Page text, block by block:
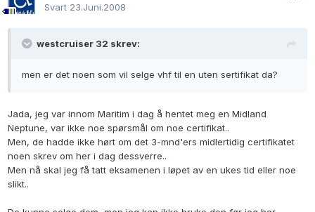
Svart 23.Juni.2008
westcruiser 32 skrev:
men er det noen som vil selge vhf til en uten sertifikat da?
Jada, jeg var innom Maritim i dag å hentet meg en Midland
Neptune, var ikke noe spørsmål om noe certifikat..
Men, de hadde ikke hørt om det 3-mnd'ers midlertidig certifikatet
noen skrev om her i dag dessverre..
Men nå skal jeg få tatt eksamenen i løpet av en ukes tid eller noe
slikt..